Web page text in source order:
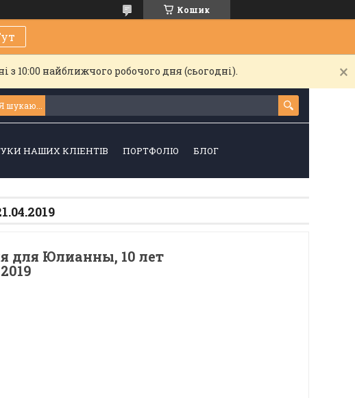
Кошик
10:00 найближчого робочого дня (сьогодні).
НАШИХ КЛІЕНТІВ ПОРТФОЛІО БЛОГ
для Юлианны, 10 лет